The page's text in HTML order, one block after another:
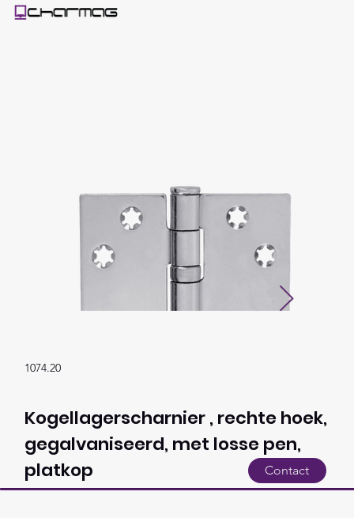
1074.20
Kogellagerscharnier , rechte hoek,
gegalvaniseerd, met losse pen,
platkop
Contact